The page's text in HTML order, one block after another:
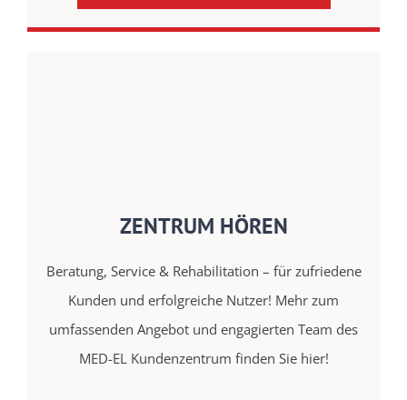
ZENTRUM HÖREN
Beratung, Service & Rehabilitation – für zufriedene
Kunden und erfolgreiche Nutzer! Mehr zum
umfassenden Angebot und engagierten Team des
MED-EL Kundenzentrum finden Sie hier!